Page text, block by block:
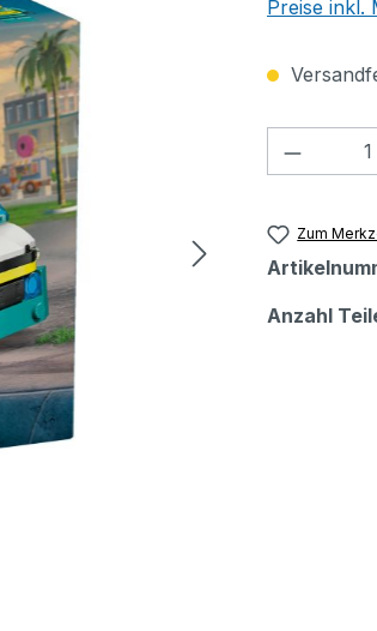
Preise inkl.
Zum
Anzahl